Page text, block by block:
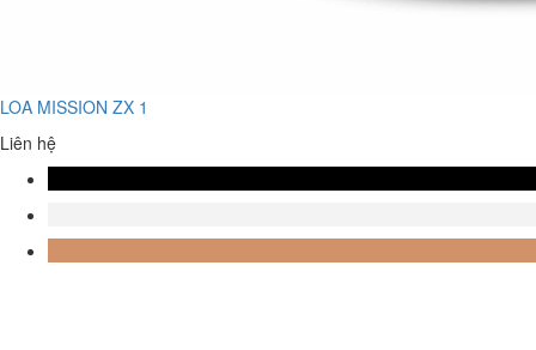
LOA MISSION ZX 1
Liên hệ